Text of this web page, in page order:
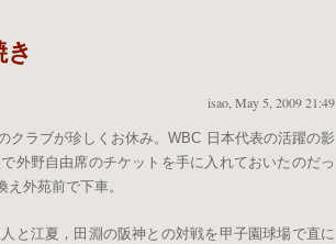
isao May 5, 2009 21:49
ラブが珍しくお休み。WBC 日本代表の活躍の影
外野自由席のチケットを手に入れておいたのだっ
外苑前で下車。
と江夏，田淵の阪神との対戦を甲子園球場で直に